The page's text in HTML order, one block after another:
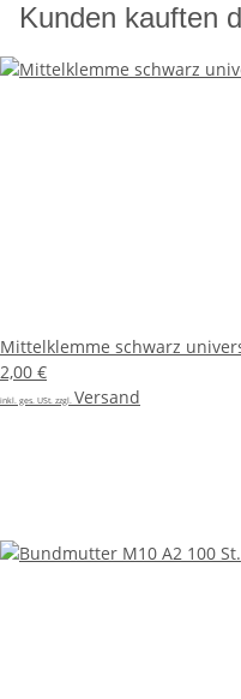
Kunden kauften
Mittelklemme schwarz
2,00 €
inkl. ges. USt. zzgl. Versand